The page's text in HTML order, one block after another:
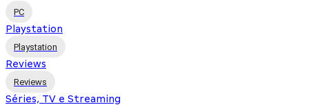
PC
Playstation
Playstation
Reviews
Reviews
Séries, TV e Streaming